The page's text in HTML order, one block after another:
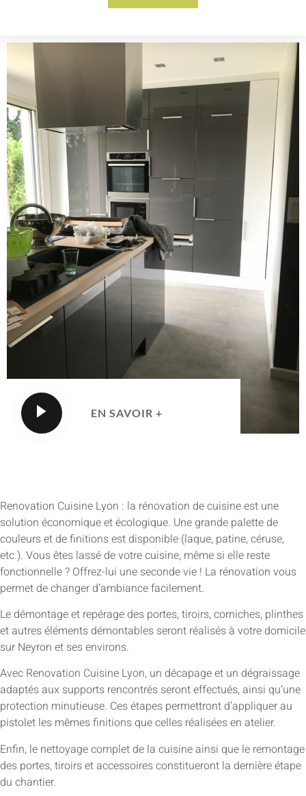
EN SAVOIR +
Renovation Cuisine Lyon : la rénovation de cuisine est une
solution économique et écologique. Une grande palette de
couleurs et de finitions est disponible (laque, patine, céruse,
etc.). Vous êtes lassé de votre cuisine, même si elle reste
fonctionnelle ? Offrez-lui une seconde vie ! La rénovation vous
permet de changer d’ambiance facilement.
Le démontage et repérage des portes, tiroirs, corniches, plinthes
et autres éléments démontables seront réalisés à votre domicile
sur Neyron et ses environs.
Avec Renovation Cuisine Lyon, un décapage et un dégraissage
adaptés aux supports rencontrés seront effectués, ainsi qu’une
protection minutieuse. Ces étapes permettront d’appliquer au
pistolet les mêmes finitions que celles réalisées en atelier.
Enfin, le nettoyage complet de la cuisine ainsi que le remontage
des portes, tiroirs et accessoires constitueront la dernière étape
du chantier.